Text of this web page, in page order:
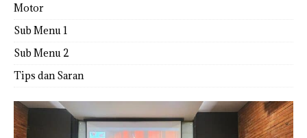
Motor
Sub Menu 1
Sub Menu 2
Tips dan Saran